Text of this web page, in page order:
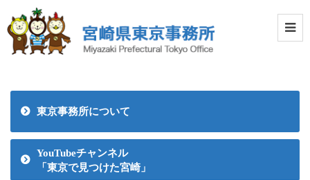
東京事務所について
YouTubeチャンネル
「東京で見つけた宮崎」